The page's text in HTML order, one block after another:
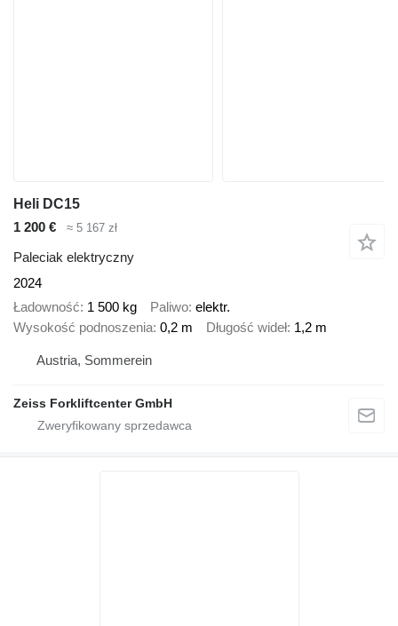
Heli DC15
1 200 €
≈ 5 167 zł
Paleciak elektryczny
2024
Ładowność 1 500 kg Paliwo elektr.
Wysokość podnoszenia 0,2 m Długość wideł 1,2 m
Austria, Sommerein
Zeiss Forkliftcenter GmbH